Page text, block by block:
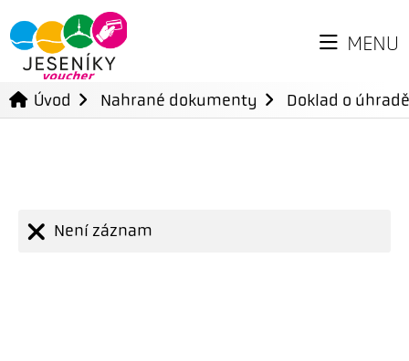
MENU
Úvod Nahrané dokumenty Doklad o
Není záznam